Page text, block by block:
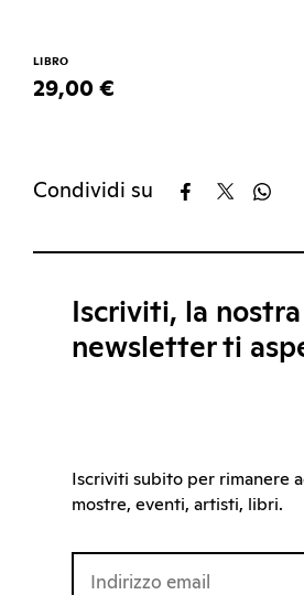
LIBRO
29,00 €
Condividi su
Iscriviti, la nostra
newsletter ti
Iscriviti subito per rimanere
mostre, eventi, artisti, libri.